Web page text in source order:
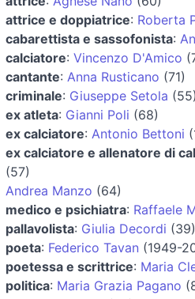
attrice e doppiatrice: Roberta
cabarettista e sassofonista:
calciatore: Vincenzo D'Amico
cantante: Anna Rusticano (71)
criminale: Giuseppe Setola (55)
ex atleta: Gianni Poli (68)
ex calciatore: Antonio Bettoni
ex calciatore e allenatore di
(57)
Andrea Manzo (64)
medico e psichiatra: Raffaele
pallavolista: Giulia Decordi (39)
poeta: Federico Tavan (1949-
poetessa e scrittrice: Maria
politica: Maria Grazia Pagano